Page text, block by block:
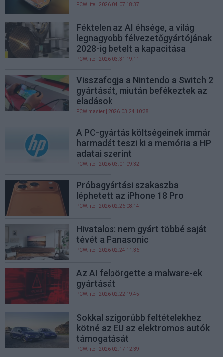
PCW.lite | 2026.04.07 18:37
Féktelen az AI éhsége, a világ
legnagyobb félvezetőgyártójának
2028-ig betelt a kapacitása
PCW.lite | 2026.03.31 19:11
Visszafogja a Nintendo a Switch 2
gyártását, miután befékeztek az
eladások
PCW.master | 2026.03.24 10:38
A PC-gyártás költségeinek immár
harmadát teszi ki a memória a HP
adatai szerint
PCW.lite | 2026.03.01 09:32
Próbagyártási szakaszba
léphetett az iPhone 18 Pro
PCW.lite | 2026.02.26 08:14
Hivatalos: nem gyárt többé saját
tévét a Panasonic
PCW.lite | 2026.02.24 11:36
Az AI felpörgette a malware-ek
gyártását
PCW.lite | 2026.02.22 19:45
Sokkal szigorúbb feltételekhez
kötné az EU az elektromos autók
támogatását
PCW.lite | 2026.02.17 12:39